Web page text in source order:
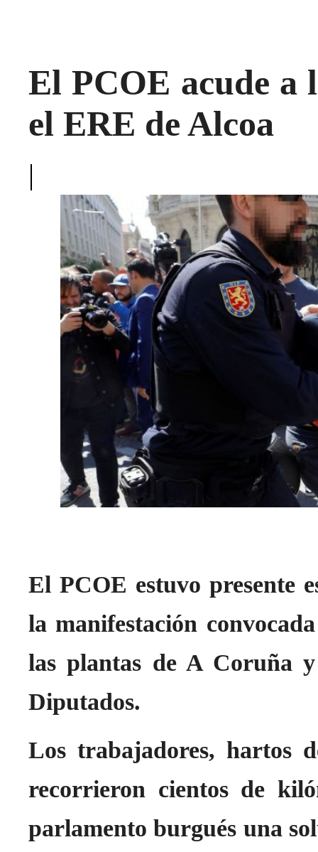
El PCOE acude a
el ERE de Alcoa
|
El PCOE estuvo presente
la manifestación
las plantas de A Coruña
Diputados.
Los trabajadores, hartos
recorrieron cientos de
parlamento burgués una